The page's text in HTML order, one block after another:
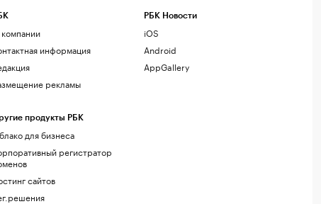
информация
рекламы
продукты РБК
для бизнеса
регистратор
сайтов
РБК Новости
iOS
Android
AppGallery